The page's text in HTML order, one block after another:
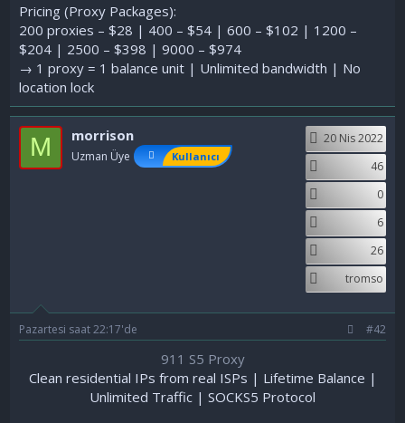
Pricing (Proxy Packages):
200 proxies – $28 | 400 – $54 | 600 – $102 | 1200 –
$204 | 2500 – $398 | 9000 – $974
→ 1 proxy = 1 balance unit | Unlimited bandwidth | No
location lock
M morrison
Uzman Üye Kullanıcı
20 Nis 2022
46
0
6
26
tromso
Pazartesi saat 22:17'de #42
911 S5 Proxy
Clean residential IPs from real ISPs | Lifetime Balance |
Unlimited Traffic | SOCKS5 Protocol